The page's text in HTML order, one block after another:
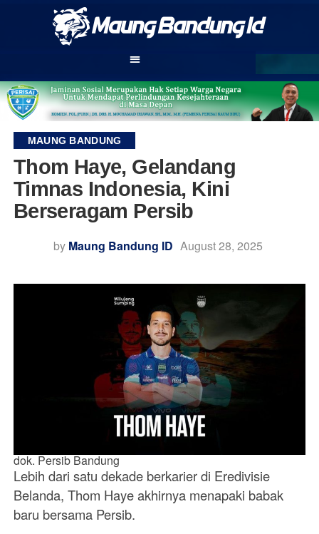
MAUNG BANDUNG
Thom Haye, Gelandang
Timnas Indonesia, Kini
Berseragam Persib
by Maung Bandung ID August 28, 2025
dok. Persib Bandung
Lebih dari satu dekade berkarier di Eredivisie
Belanda, Thom Haye akhirnya menapaki babak
baru bersama Persib.